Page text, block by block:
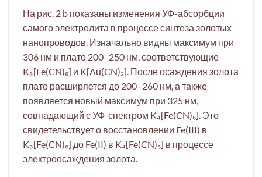
На рис. 2 b показаны изменения УФ-абсорбции
самого электролита в процессе синтеза золотых
нанопроводов. Изначально видны максимум при
306 нм и плато 200–250 нм, соответствующие
K₃[Fe(CN)₆] и K[Au(CN)₂]. После осаждения золота
плато расширяется до 200–260 нм, а также
появляется новый максимум при 325 нм,
совпадающий с УФ-спектром K₄[Fe(CN)₆]. Это
свидетельствует о восстановлении Fe(III) в
K₃[Fe(CN)₆] до Fe(II) в K₄[Fe(CN)₆] в процессе
электроосаждения золота.